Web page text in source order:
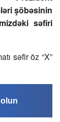
şöbəsinin
səfiri
səfir öz “X”